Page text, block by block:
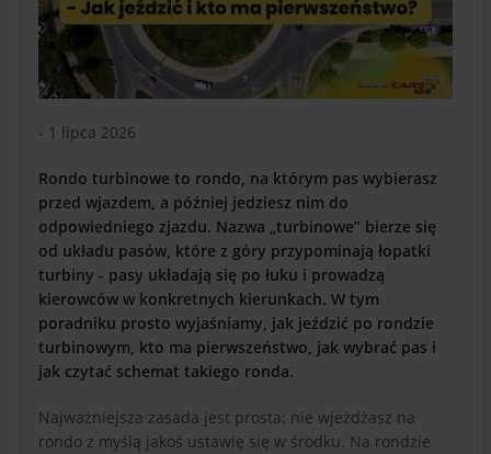
- 1 lipca 2026
Rondo turbinowe to rondo, na którym pas wybierasz
przed wjazdem, a później jedziesz nim do
odpowiedniego zjazdu. Nazwa „turbinowe” bierze się
od układu pasów, które z góry przypominają łopatki
turbiny - pasy układają się po łuku i prowadzą
kierowców w konkretnych kierunkach. W tym
poradniku prosto wyjaśniamy, jak jeździć po rondzie
turbinowym, kto ma pierwszeństwo, jak wybrać pas i
jak czytać schemat takiego ronda.
Najważniejsza zasada jest prosta: nie wjeżdżasz na
rondo z myślą jakoś ustawię się w środku. Na rondzie